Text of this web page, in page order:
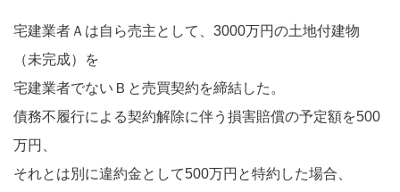
宅建業者Ａは自ら売主として、3000万円の土地付建物
（未完成）を
宅建業者でないＢと売買契約を締結した。
債務不履行による契約解除に伴う損害賠償の予定額を500
万円、
それとは別に違約金として500万円と特約した場合、